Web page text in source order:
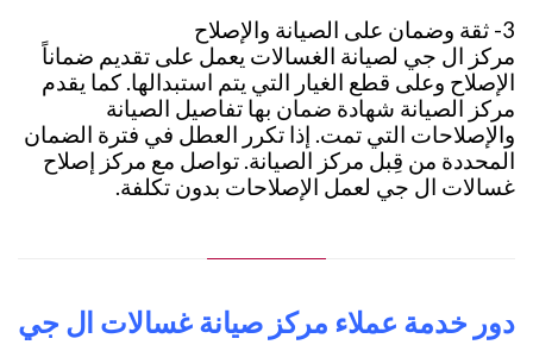
3- ثقة وضمان على الصيانة والإصلاح
مركز ال جي لصيانة الغسالات يعمل على تقديم ضماناً
الإصلاح وعلى قطع الغيار التي يتم استبدالها. كما يقدم
مركز الصيانة شهادة ضمان بها تفاصيل الصيانة
والإصلاحات التي تمت. إذا تكرر العطل في فترة الضمان
المحددة من قِبل مركز الصيانة. تواصل مع مركز إصلاح
غسالات ال جي لعمل الإصلاحات بدون تكلفة.
دور خدمة عملاء مركز صيانة غسالات ال جي